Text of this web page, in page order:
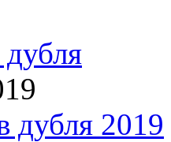
дубля 2019